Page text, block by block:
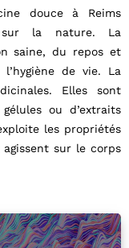
douce à Reims
sur la nature. La
saine, du repos et
de vie. La
Elles sont
ou d’extraits
les propriétés
agissent sur le corps